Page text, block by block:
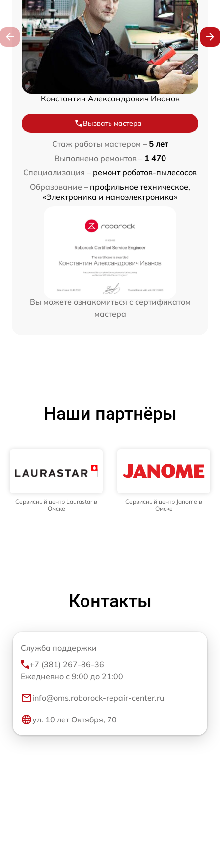
Константин Александрович Иванов
Вызвать мастера
Стаж работы мастером – 5 лет
Выполнено ремонтов – 1 470
Специализация – ремонт роботов-пылесосов
Образование – профильное техническое,
«Электроника и наноэлектроника»
Вы можете ознакомиться с сертификатом
мастера
Наши партнёры
Сервисный центр Laurastar в
Омске
Сервисный центр Janome в
Омске
Контакты
Служба поддержки
+7 (381) 267-86-36
Ежедневно с 9:00 до 21:00
info@oms.roborock-repair-center.ru
ул. 10 лет Октября, 70